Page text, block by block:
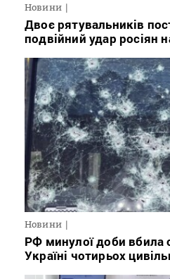
Новини
Двоє рятувальників
подвійний удар росіян
Новини
РФ минулої доби вбила
Україні чотирьох